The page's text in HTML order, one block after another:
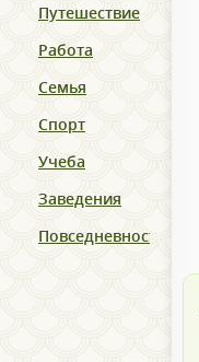
Путешествие
Работа
Семья
Спорт
Учеба
Заведения
Повседневность